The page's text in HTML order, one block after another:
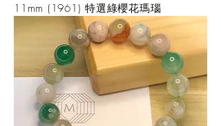
11mm (1961) 特選綠櫻花瑪瑙